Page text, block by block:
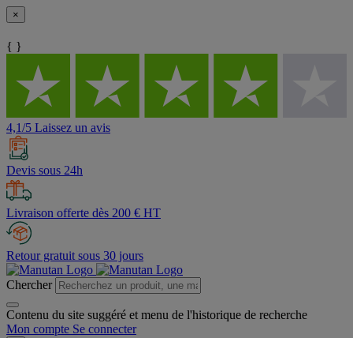
×
{ }
4,1/5 Laissez un avis
Devis sous 24h
Livraison offerte dès 200 € HT
Retour gratuit sous 30 jours
Chercher
Contenu du site suggéré et menu de l'historique de recherche
Mon compte Se connecter